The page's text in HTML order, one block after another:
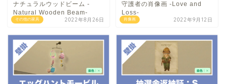
その他の家具
ナチュラルウッドビーム -
Natural Wooden Beam-
2022年8月26日 肖像画
守護者の肖像画 -Love and
Loss-
2022年9月12日